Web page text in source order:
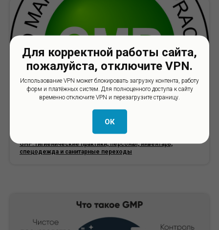
GHP: гигиенические практики, персонал, инвентарь,
спецодежда и санитарные переходы
Для корректной работы сайта,
пожалуйста, отключите VPN.
Использование VPN может блокировать загрузку контента, работу
форм и платёжных систем. Для полноценного доступа к сайту
временно отключите VPN и перезагрузите страницу.
ОК